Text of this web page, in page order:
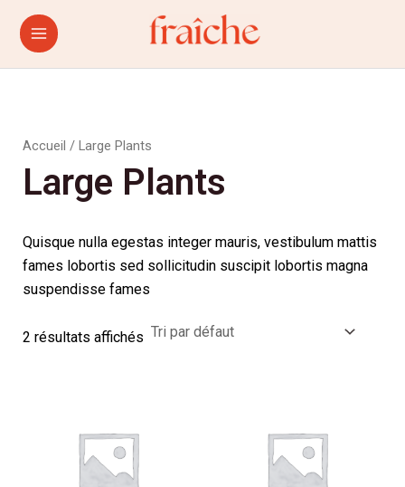
contenu
Main
Menu
Accueil / Large Plants
Large Plants
Quisque nulla egestas integer mauris, vestibulum mattis
fames lobortis sed sollicitudin suscipit lobortis magna
suspendisse fames
2 résultats affichés